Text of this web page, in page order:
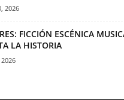
2026
FICCIÓN ESCÉNICA
LA HISTORIA